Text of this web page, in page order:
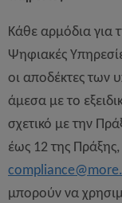
Κάθε αρμόδια για
Ψηφιακές
οι αποδέκτες των
άμεσα με το
σχετικό με την
έως 12 της
compliance@more.
μπορούν να